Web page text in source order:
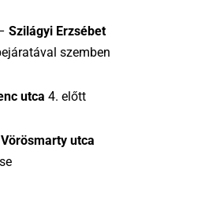
Szilágyi Erzsébet
szemben
utca 4. előtt
Vörösmarty utca